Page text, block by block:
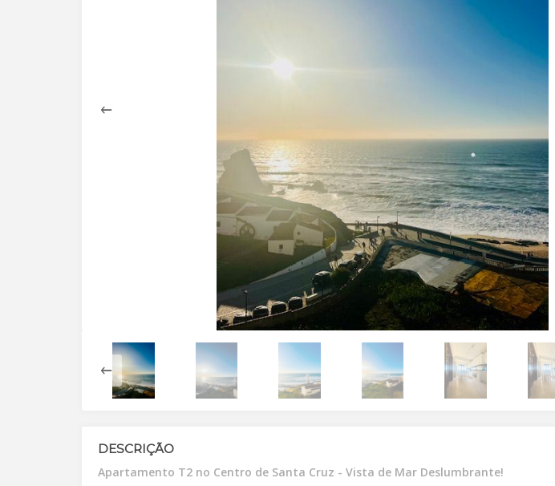
DESCRIÇÃO
Apartamento T2 no Centro de Santa Cruz - Vista de Mar Deslumbrante!